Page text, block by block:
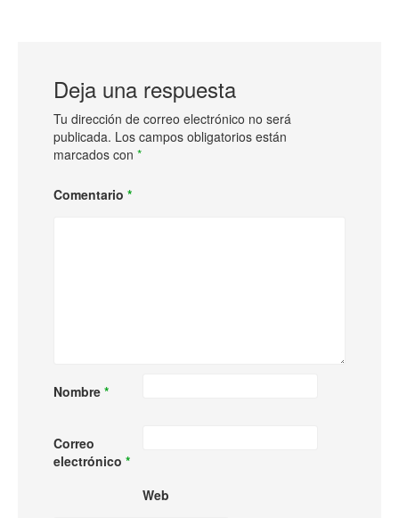
Deja una respuesta
Tu dirección de correo electrónico no será
publicada. Los campos obligatorios están
marcados con *
Comentario *
Nombre *
Correo
electrónico *
Web